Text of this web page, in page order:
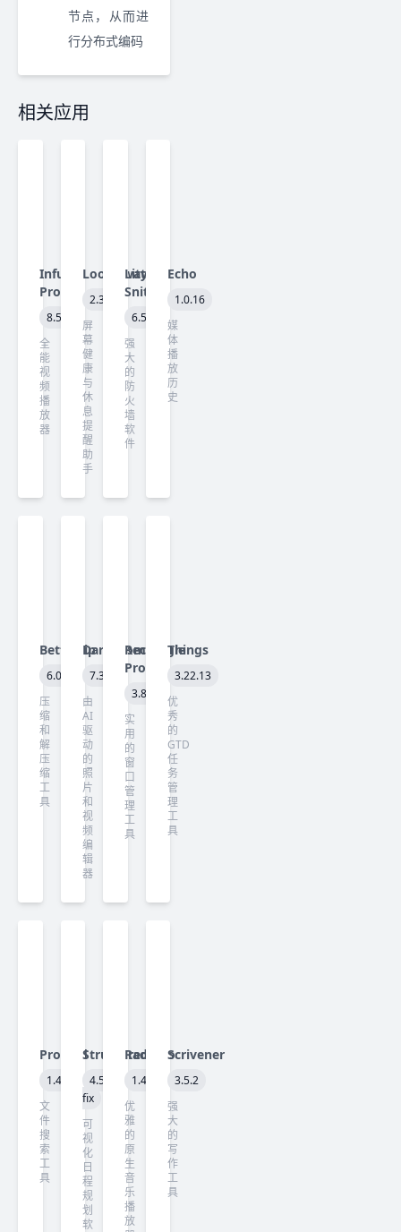
节点，从而进
行分布式编码
相关应用
Infuse
Pro
8.5
全
能
视
频
播
放
器
LookAway
2.3.0
屏
幕
健
康
与
休
息
提
醒
助
手
Little
Snitch
6.5
强
大
的
防
火
墙
软
件
Echo
1.0.16
媒
体
播
放
历
史
Betterzip
6.0.4
压
缩
和
解
压
缩
工
具
Darkroom
7.3
由
AI
驱
动
的
照
片
和
视
频
编
辑
器
Rectangle
Pro
3.82
实
用
的
窗
口
管
理
工
具
Things
3.22.13
优
秀
的
GTD
任
务
管
理
工
具
ProFind
1.40
文
件
搜
索
工
具
Structured
4.5.3
fix
可
视
化
日
程
规
划
软
Radiccio
1.4.2
优
雅
的
原
生
音
乐
播
放
Scrivener
3.5.2
强
大
的
写
作
工
具